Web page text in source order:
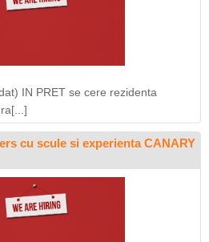
IN PRET se cere rezidenta
cu scule si experienta CANARY